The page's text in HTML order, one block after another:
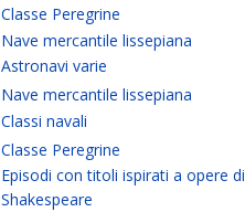
Classe Peregrine
Nave mercantile lissepiana
Astronavi varie
Nave mercantile lissepiana
Classi navali
Classe Peregrine
Episodi con titoli ispirati a opere di
Shakespeare